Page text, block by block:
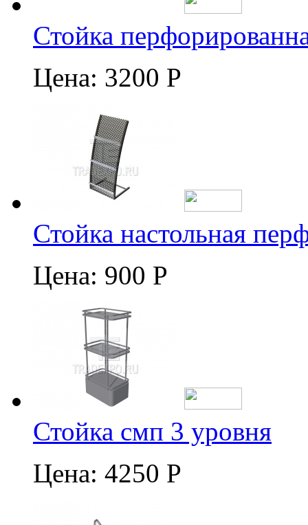
Стойка
Цена: 3200 Р
Стойка настольная
Цена: 900 Р
Стойка смп 3 уровня
Цена: 4250 Р